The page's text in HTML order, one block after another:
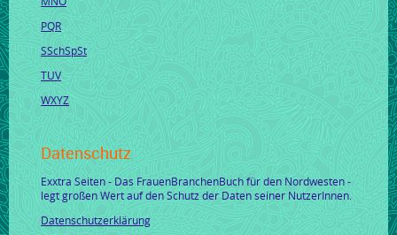
PQR
SSchSpSt
TUV
WXYZ
Datenschutz
Exxtra Seiten - Das FrauenBranchenBuch für den Nordwesten -
legt großen Wert auf den Schutz der Daten seiner NutzerInnen.
Datenschutzerklärung